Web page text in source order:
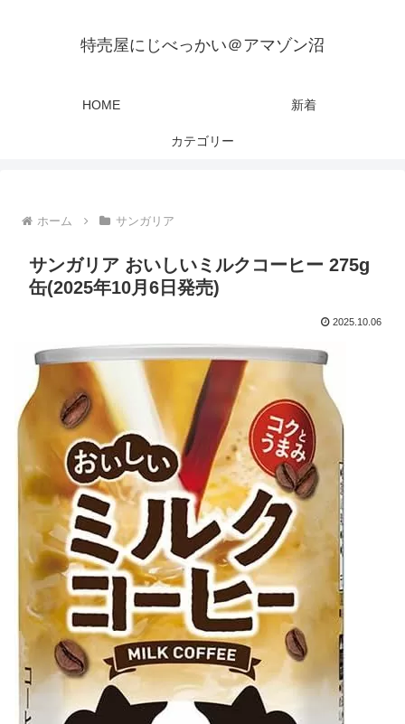
特売屋にじべっかい＠アマゾン沼
HOME 新着
カテゴリー
ホーム サンガリア
サンガリア おいしいミルクコーヒー 275g
缶(2025年10月6日発売)
2025.10.06